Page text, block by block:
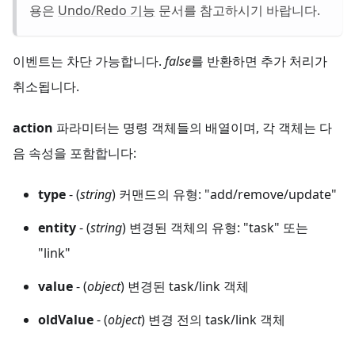
용은 Undo/Redo 기능 문서를 참고하시기 바랍니다.
이벤트는 차단 가능합니다. false를 반환하면 추가 처리가
취소됩니다.
action 파라미터는 명령 객체들의 배열이며, 각 객체는 다
음 속성을 포함합니다:
type- (string) 커맨드의 유형: "add/remove/update"
entity- (string) 변경된 객체의 유형: "task" 또는
"link"
value- (object) 변경된 task/link 객체
oldValue- (object) 변경 전의 task/link 객체